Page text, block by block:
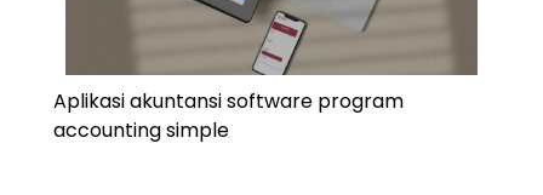
Aplikasi akuntansi software program
accounting simple